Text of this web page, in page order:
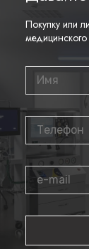
повысит
Теги:
Покупку или